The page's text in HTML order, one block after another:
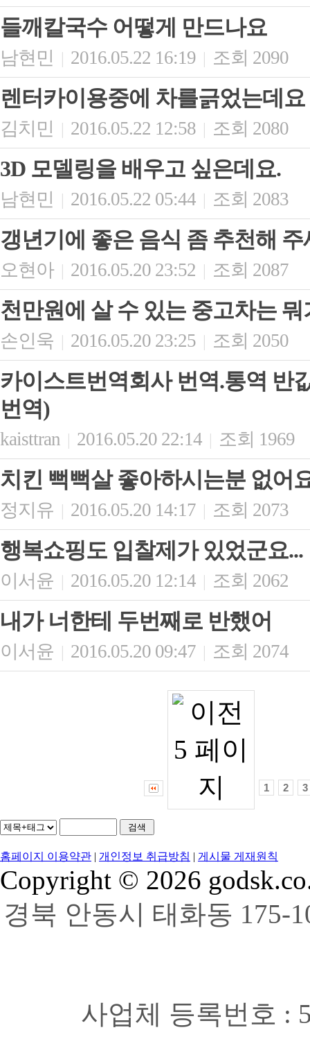
들깨칼국수 어떻게 만드나요
남현민 | 2016.05.22 16:19 | 조회 2090
렌터카이용중에 차를긁었는데
김치민 | 2016.05.22 12:58 | 조회 2080
3D 모델링을 배우고 싶은데요.
남현민 | 2016.05.22 05:44 | 조회 2083
갱년기에 좋은 음식 좀 추천해 주
오현아 | 2016.05.20 23:52 | 조회 2087
천만원에 살 수 있는 중고차는
손인욱 | 2016.05.20 23:25 | 조회 2050
카이스트번역회사 번역.통역 반
번역)
kaisttran | 2016.05.20 22:14 | 조회 1969
치킨 뻑뻑살 좋아하시는분 없어
정지유 | 2016.05.20 14:17 | 조회 2073
행복쇼핑도 입찰제가 있었군요...
이서윤 | 2016.05.20 12:14 | 조회 2062
내가 너한테 두번째로 반했어
이서윤 | 2016.05.20 09:47 | 조회 2074
1 2 3
홈페이지 이용약관 | 개인정보 취급방침 | 게시물 게재원칙
Copyright © 2026
경북 안동시 태화동 175-
사업체 등록번호 :